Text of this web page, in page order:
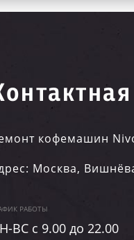
кофемашин
Москва,
РАБОТЫ
ВC c 9.00 до 22.00